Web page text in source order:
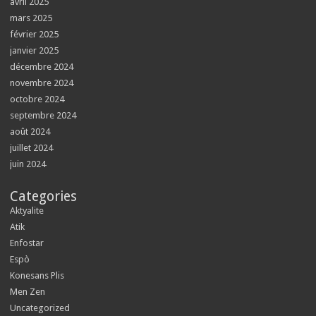
mars 2025
février 2025
janvier 2025
décembre 2024
novembre 2024
octobre 2024
septembre 2024
août 2024
juillet 2024
juin 2024
Categories
Aktyalite
Atik
Enfostar
Espò
Konesans Plis
Men Zen
Uncategorized